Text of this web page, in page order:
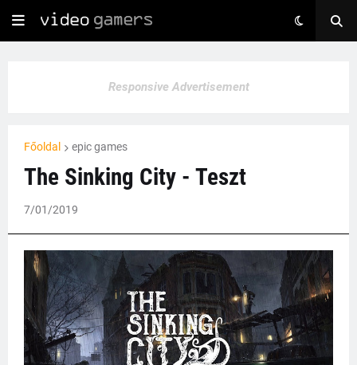
Responsive Advertisement
Főoldal epic games
The Sinking City - Teszt
7/01/2019